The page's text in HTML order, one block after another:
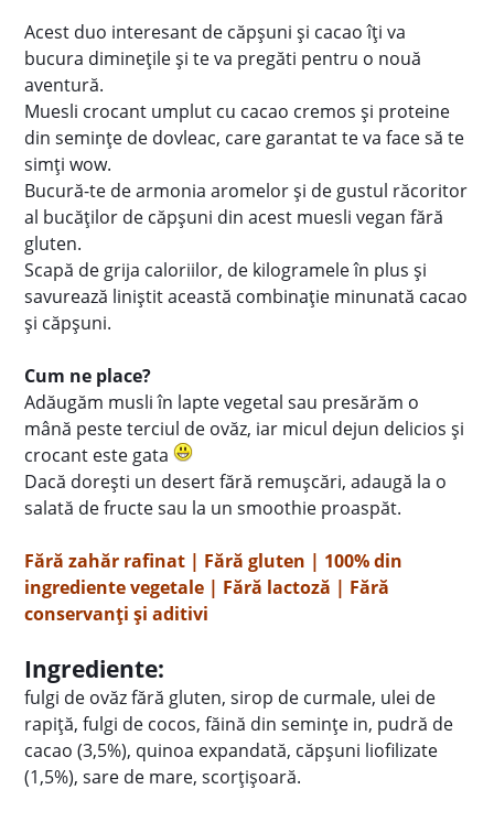
Acest duo interesant de căpșuni și cacao îți va
bucura diminețile și te va pregăti pentru o nouă
aventură.
Muesli crocant umplut cu cacao cremos și proteine ​​
din semințe de dovleac, care garantat te va face să te
simți wow.
Bucură-te de armonia aromelor și de gustul răcoritor
al bucăților de căpșuni din acest muesli vegan fără
gluten.
Scapă de grija caloriilor, de kilogramele în plus și
savurează liniștit această combinație minunată cacao
și căpșuni.
Cum ne place?
Adăugăm musli în lapte vegetal sau presărăm o
mână peste terciul de ovăz, iar micul dejun delicios și
crocant este gata
Dacă dorești un desert fără remușcări, adaugă la o
salată de fructe sau la un smoothie proaspăt.
Fără zahăr rafinat | Fără gluten | 100% din
ingrediente vegetale | Fără lactoză | Fără
conservanți și aditivi
Ingrediente:
fulgi de ovăz fără gluten, sirop de curmale, ulei de
rapiță, fulgi de cocos, făină din semințe in, pudră de
cacao (3,5%), quinoa expandată, căpșuni liofilizate
(1,5%), sare de mare, scorțișoară.